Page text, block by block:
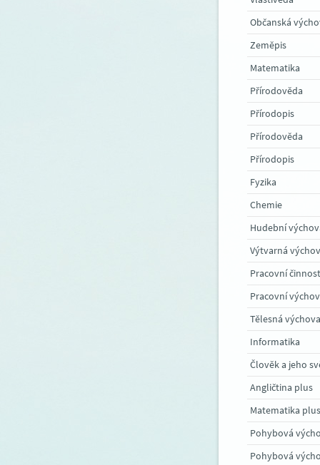
Občanská
Zeměpis
Matematika
Přírodověda
Přírodopis
Přírodověda
Přírodopis
Fyzika
Chemie
Hudební
Výtvarná
Pracovní
Pracovní
Tělesná výchova
Informatika
Člověk a jeho
Angličtina plus
Matematika plus
Pohybová
Pohybová